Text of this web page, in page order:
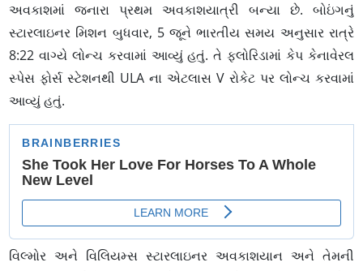
અવકાશમાં જનારા પ્રથમ અવકાશયાત્રી બન્યા છે. બોઇંગનું
સ્ટારલાઇનર મિશન બુધવાર, 5 જૂને ભારતીય સમય અનુસાર રાત્રે
8:22 વાગ્યે લોન્ચ કરવામાં આવ્યું હતું. તે ફ્લોરિડામાં કેપ કેનાવેરલ
સ્પેસ ફોર્સ સ્ટેશનથી ULA ના એટલાસ V રોકેટ પર લોન્ચ કરવામાં
આવ્યું હતું.
વિલ્મોર અને વિલિયમ્સ સ્ટારલાઇનર અવકાશયાન અને તેમની